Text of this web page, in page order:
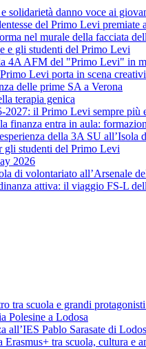
solidarietà danno voce ai
del Primo Levi premiate
nel murale della facciata
e gli studenti del Primo Levi
4A AFM del "Primo Levi" in
Levi porta in scena
delle prime SA a Verona
terapia genica
2027: il Primo Levi sempre più
finanza entra in aula:
della 3A SU all’Isola
gli studenti del Primo Levi
2026
di volontariato all’Arsenale
attiva: il viaggio FS-L
tra scuola e grandi
Polesine a Lodosa
all’IES Pablo Sarasate di
Erasmus+ tra scuola, cultura e